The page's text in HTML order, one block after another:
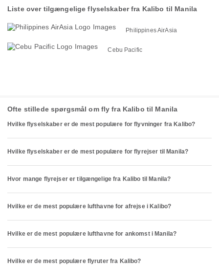
Liste over tilgængelige flyselskaber fra Kalibo til Manila
Philippines AirAsia
Cebu Pacific
Ofte stillede spørgsmål om fly fra Kalibo til Manila
Hvilke flyselskaber er de mest populære for flyvninger fra Kalibo?
Hvilke flyselskaber er de mest populære for flyrejser til Manila?
Hvor mange flyrejser er tilgængelige fra Kalibo til Manila?
Hvilke er de mest populære lufthavne for afrejse i Kalibo?
Hvilke er de mest populære lufthavne for ankomst i Manila?
Hvilke er de mest populære flyruter fra Kalibo?